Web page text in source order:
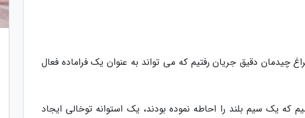
چیدمان دقیق جریان رفتیم که می تواند به عنوان یک فراماده فعال
خلق میدان از راه دور، ماک-بتل و تیمش با 20 سیم که یک سیم بلند را احاطه نموده بودند، یک استوانه توخالی ایجاد